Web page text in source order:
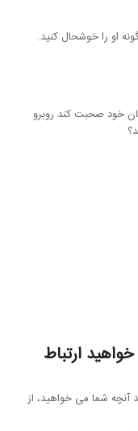
او را خوشحال کنید.
خود صحبت کند روبرو
ارتباط
شما می خواهید، از